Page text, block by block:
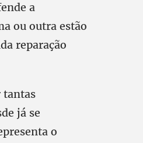
a
ou outra estão
reparação
tantas
já se
o